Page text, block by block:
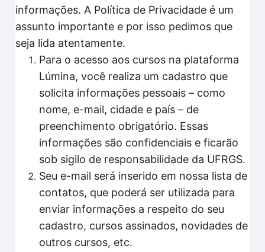
informações. A Política de Privacidade é um
assunto importante e por isso pedimos que
seja lida atentamente.
Para o acesso aos cursos na plataforma
Lúmina, você realiza um cadastro que
solicita informações pessoais – como
nome, e-mail, cidade e país – de
preenchimento obrigatório. Essas
informações são confidenciais e ficarão
sob sigilo de responsabilidade da UFRGS.
Seu e-mail será inserido em nossa lista de
contatos, que poderá ser utilizada para
enviar informações a respeito do seu
cadastro, cursos assinados, novidades de
outros cursos, etc.